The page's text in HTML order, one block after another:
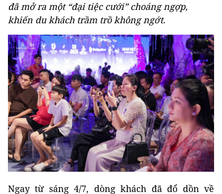
đã mở ra một “đại tiệc cưới” choáng ngợp,
khiến du khách trầm trồ không ngớt.
Ngay từ sáng 4/7, dòng khách đã đổ dồn về